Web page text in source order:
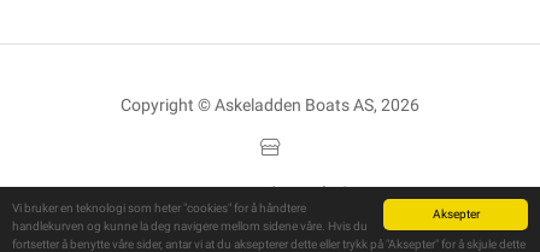
Aksepter
Vi bruker en teknologi som heter "cookies" for å håndtere
handlekurven og kunne la deg navigere mellom sidene våre. Hvis du
fortsetter å benytte våre sider, antar vi at du aksepterer dette eller trykk på "Aksepter" for å skjule dette
Copyright © Askeladden Boats AS, 2026
Powered ByTelaris